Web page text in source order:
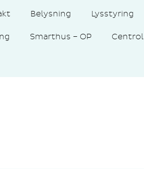
Belysning Lysstyring
Smarthus – OP Centrol